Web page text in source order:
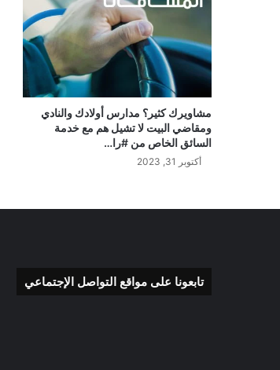
مشاويرك كثير؟ مدارس أولادك والنادي
ومقاضي البيت لا تشيل هم مع خدمة
السائق الخاص من #را…
أكتوبر 31, 2023
تابعونا على مواقع التواصل الإجتماعي